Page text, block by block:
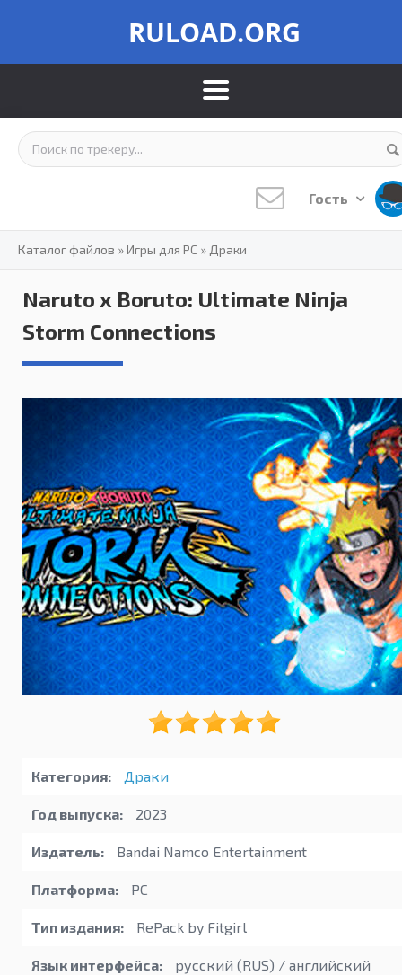
RULOAD.ORG
Гость
Каталог файлов »Игры для PC » Драки
Naruto x Boruto: Ultimate Ninja
Storm Connections
Категория: Драки
Год выпуска: 2023
Издатель: Bandai Namco Entertainment
Платформа: PC
Тип издания: RePack by Fitgirl
Язык интерфейса:
русский (RUS) / английский